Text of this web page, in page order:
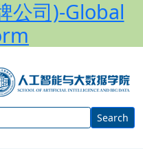
公司)-Global
Search